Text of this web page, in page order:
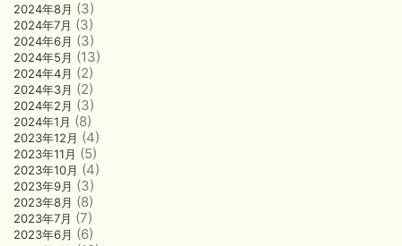
2024年8月 (3)
2024年7月 (3)
2024年6月 (3)
2024年5月 (13)
2024年4月 (2)
2024年3月 (2)
2024年2月 (3)
2024年1月 (8)
2023年12月 (4)
2023年11月 (5)
2023年10月 (4)
2023年9月 (3)
2023年8月 (8)
2023年7月 (7)
2023年6月 (6)